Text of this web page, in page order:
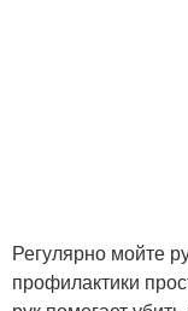
Регулярно мойте
профилактики